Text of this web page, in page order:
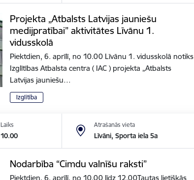
Projekta „Atbalsts Latvijas jauniešu
medijpratībai” aktivitātes Līvānu 1.
vidusskolā
Piektdien, 6. aprīlī, no 10.00 Līvānu 1. vidusskolā notiks
Izglītības Atbalsta centra ( IAC ) projekta „Atbalsts
Latvijas jauniešu…
Izglītība
Laiks
10.00
Atrašanās vieta
Līvāni, Sporta iela 5a
Nodarbība “Cimdu valnīšu raksti”
Piektdien, 6. aprīlī, no 10.00 līdz 12.00Tautas lietišķās